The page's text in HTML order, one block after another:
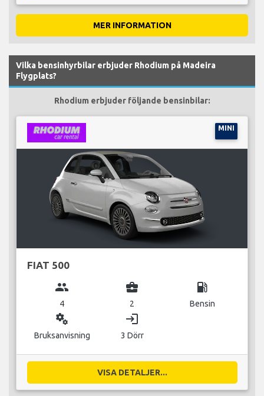
MER INFORMATION
Vilka bensinhyrbilar erbjuder Rhodium på Madeira
Flygplats?
Rhodium erbjuder följande bensinbilar:
MINI
FIAT 500
group
4
business_center
2
local_gas_station
Bensin
miscellaneous_services
Bruksanvisning
login
3 Dörr
VISA DETALJER...